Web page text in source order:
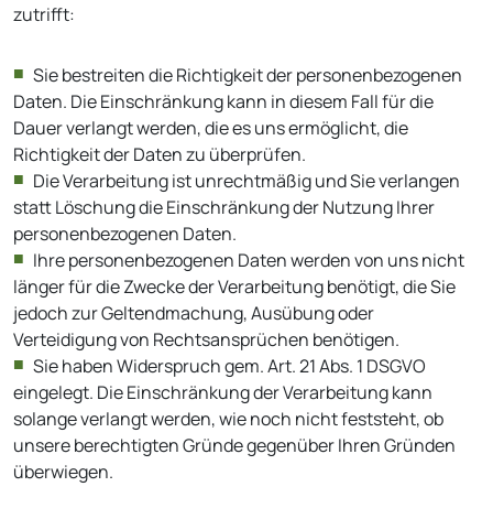
zutrifft:
Sie bestreiten die Richtigkeit der personenbezogenen
Daten. Die Einschränkung kann in diesem Fall für die
Dauer verlangt werden, die es uns ermöglicht, die
Richtigkeit der Daten zu überprüfen.
Die Verarbeitung ist unrechtmäßig und Sie verlangen
statt Löschung die Einschränkung der Nutzung Ihrer
personenbezogenen Daten.
Ihre personenbezogenen Daten werden von uns nicht
länger für die Zwecke der Verarbeitung benötigt, die Sie
jedoch zur Geltendmachung, Ausübung oder
Verteidigung von Rechtsansprüchen benötigen.
Sie haben Widerspruch gem. Art. 21 Abs. 1 DSGVO
eingelegt. Die Einschränkung der Verarbeitung kann
solange verlangt werden, wie noch nicht feststeht, ob
unsere berechtigten Gründe gegenüber Ihren Gründen
überwiegen.